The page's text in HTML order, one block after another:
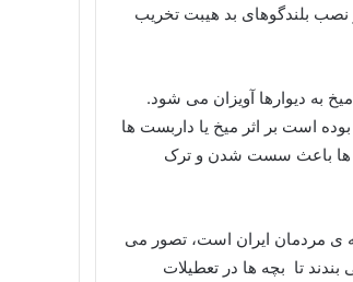
بلندگوهای بد هیبت تخریب
به دیوارها آویزان می شود.
است بر اثر میخ یا داربست ها
ها باعث سست شدن و ترک
ی مردمان ایران است، تصور می
تا بچه ها در تعطیلات